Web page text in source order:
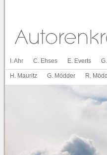
I. Ahr C. Ehses E. Everts
H. Mauritz G. Mödder R.